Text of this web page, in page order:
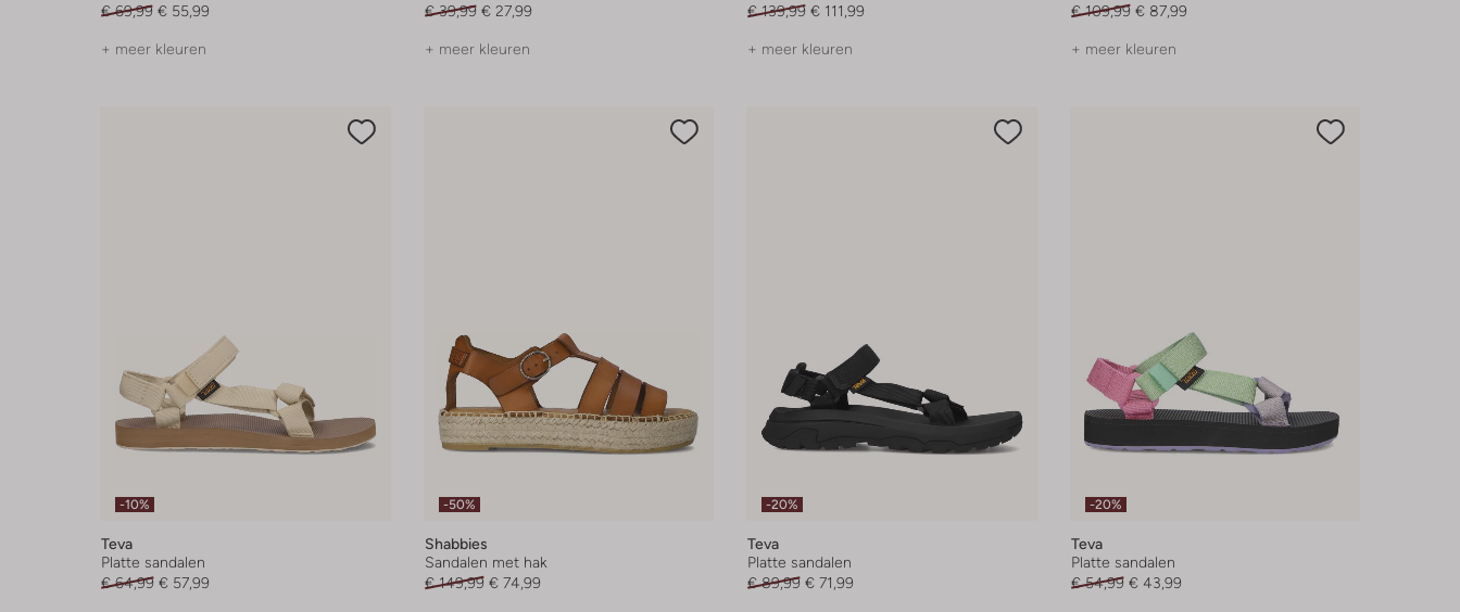
€ 69,99 € 55,99
+ meer kleuren
€ 39,99 € 27,99
+ meer kleuren
€ 139,99 € 111,99
+ meer kleuren
€ 109,99 € 87,99
+ meer kleuren
-10%
Teva
Platte sandalen
€ 64,99 € 57,99
-50%
Shabbies
Sandalen met hak
€ 149,99 € 74,99
-20%
Teva
Platte sandalen
€ 89,99 € 71,99
-20%
Teva
Platte sandalen
€ 54,99 € 43,99